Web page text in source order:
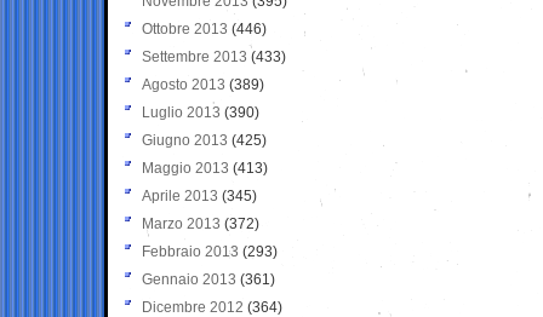
Ottobre 2013 (446)
Settembre 2013 (433)
Agosto 2013 (389)
Luglio 2013 (390)
Giugno 2013 (425)
Maggio 2013 (413)
Aprile 2013 (345)
Marzo 2013 (372)
Febbraio 2013 (293)
Gennaio 2013 (361)
Dicembre 2012 (364)